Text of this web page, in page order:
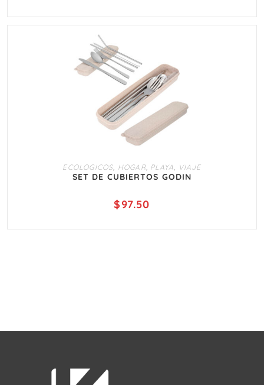
AÑADIR AL CARRITO
ECOLOGICOS HOGAR, PLAYA VIAJE
SET DE CUBIERTOS GODIN
$97.50